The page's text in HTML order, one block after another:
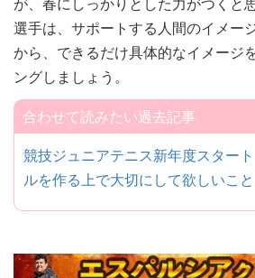
選手は、サポートする人間のイメー
から、できるだけ具体的なイメージ
ングしましょう。
合わせて読みたい過去記事
競技ジュニアテニス新年度スター
ルを作る上で大切にして欲しいこと